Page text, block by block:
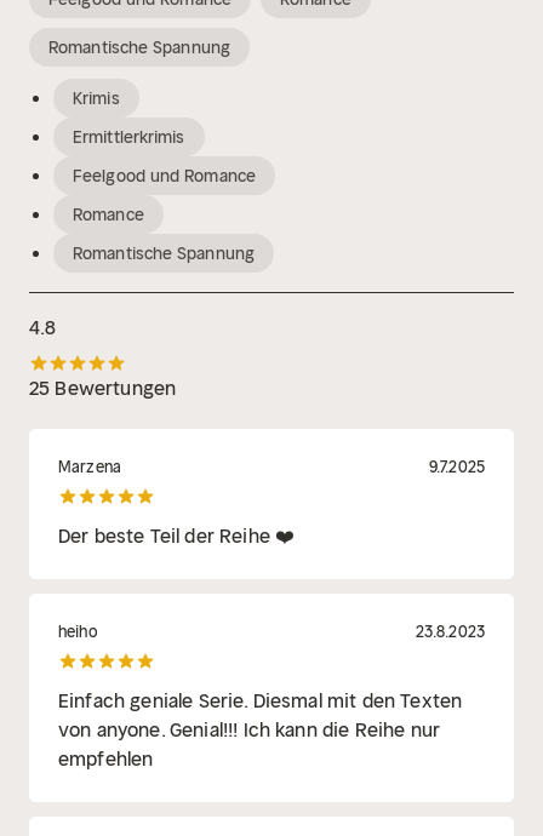
Romantische Spannung
Krimis
Ermittlerkrimis
Feelgood und Romance
Romance
Romantische Spannung
4.8
25 Bewertungen
Marzena 9.7.2025
Der beste Teil der Reihe ❤️
heiho 23.8.2023
Einfach geniale Serie. Diesmal mit den Texten
von anyone. Genial!!! Ich kann die Reihe nur
empfehlen